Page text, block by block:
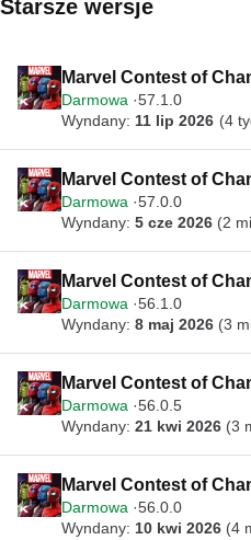
Starsze wersje
Marvel Contest of
Darmowa
57.1.0
Wyndany: 11 lip 2026 (4
Marvel Contest of
Darmowa
57.0.0
Wyndany: 5 cze 2026 (2
Marvel Contest of
Darmowa
56.1.0
Wyndany: 8 maj 2026 (3
Marvel Contest of
Darmowa
56.0.5
Wyndany: 21 kwi 2026 (3
Marvel Contest of
Darmowa
56.0.0
Wyndany: 10 kwi 2026 (4